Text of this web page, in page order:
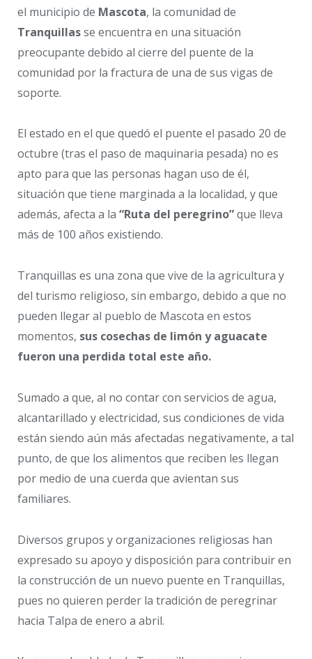
el municipio de Mascota, la comunidad de
Tranquillasse encuentra en una situación
preocupante debido al cierre del puente de la
comunidad por la fractura de una de sus vigas de
soporte.
El estado en el que quedó el puente el pasado 20 de
octubre (tras el paso de maquinaria pesada) no es
apto para que las personas hagan uso de él,
situación que tiene marginada a la localidad, y que
además, afecta a la “Ruta del peregrino”que lleva
más de 100 años existiendo.
Tranquillas es una zona que vive de la agricultura y
del turismo religioso, sin embargo, debido a que no
pueden llegar al pueblo de Mascota en estos
momentos, sus cosechas de limón y aguacate
fueron una perdida total este año.
Sumado a que, al no contar con servicios de agua,
alcantarillado y electricidad, sus condiciones de vida
están siendo aún más afectadas negativamente, a tal
punto, de que los alimentos que reciben les llegan
por medio de una cuerda que avientan sus
familiares.
Diversos grupos y organizaciones religiosas han
expresado su apoyo y disposición para contribuir en
la construcción de un nuevo puente en Tranquillas,
pues no quieren perder la tradición de peregrinar
hacia Talpa de enero a abril.